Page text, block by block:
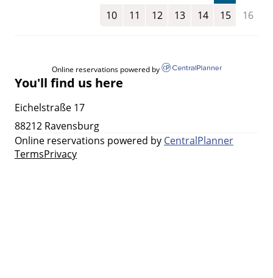
10
11 12 13 14 15 16
Online reservations powered by
You'll find us here
Eichelstraße 17
88212 Ravensburg
Online reservations powered by CentralPlanner
TermsPrivacy